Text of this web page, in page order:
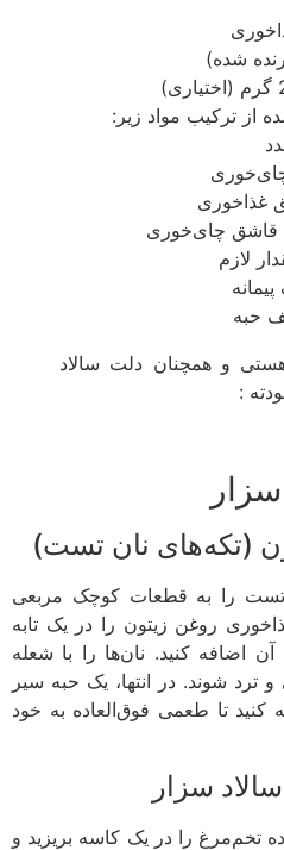
ترکیب مواد زیر:
چای‌خوری
و همچنان دلت سالاد
:
را به قطعات کوچک مربعی
زیتون را در یک تابه
کنید. نان‌ها را با شعله
شوند. در انتها، یک حبه سیر
تا طعمی فوق‌العاده به خود
را در یک کاسه بریزید و